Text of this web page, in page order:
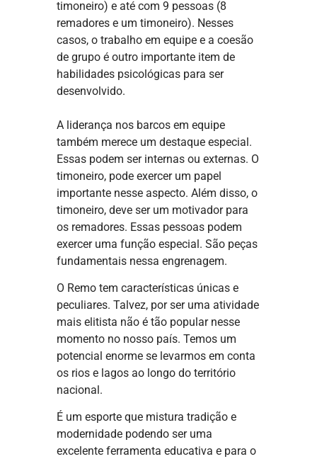
timoneiro) e até com 9 pessoas (8
remadores e um timoneiro). Nesses
casos, o trabalho em equipe e a coesão
de grupo é outro importante item de
habilidades psicológicas para ser
desenvolvido.
A liderança nos barcos em equipe
também merece um destaque especial.
Essas podem ser internas ou externas. O
timoneiro, pode exercer um papel
importante nesse aspecto. Além disso, o
timoneiro, deve ser um motivador para
os remadores. Essas pessoas podem
exercer uma função especial. São peças
fundamentais nessa engrenagem.
O Remo tem características únicas e
peculiares. Talvez, por ser uma atividade
mais elitista não é tão popular nesse
momento no nosso país. Temos um
potencial enorme se levarmos em conta
os rios e lagos ao longo do território
nacional.
É um esporte que mistura tradição e
modernidade podendo ser uma
excelente ferramenta educativa e para o